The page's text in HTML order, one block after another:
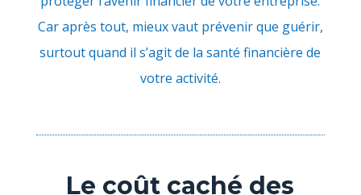
Car après tout, mieux vaut prévenir que guérir,
surtout quand il s’agit de la santé financière de
votre activité.
Le coût caché des